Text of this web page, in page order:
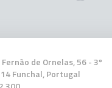
Fernão de Ornelas, 56 - 3º
Funchal, Portugal